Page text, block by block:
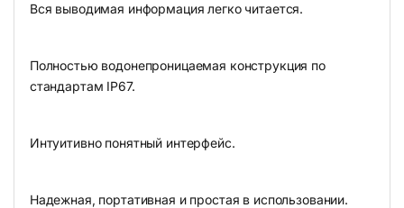
Вся выводимая информация легко читается.
Полностью водонепроницаемая конструкция по
стандартам IP67.
Интуитивно понятный интерфейс.
Надежная, портативная и простая в использовании.